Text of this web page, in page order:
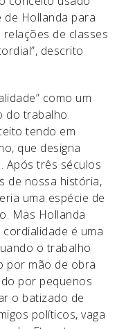
Hollanda para
de classes
descrito
como um
do trabalho.
tendo em
que designa
Após três séculos
de nossa história,
uma espécie de
Mas Hollanda
é uma
o trabalho
por mão de obra
por pequenos
o batizado de
políticos, vaga